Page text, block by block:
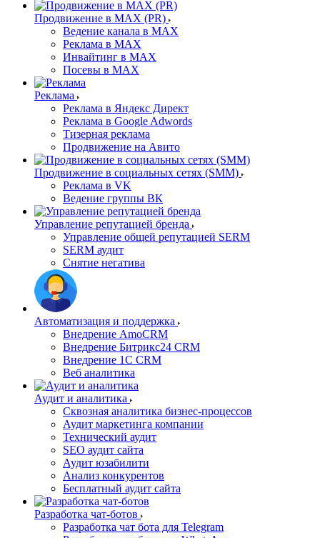
Продвижение в MAX (PR)
Ведение канала в MAX
Реклама в MAX
Инвайтинг в MAX
Посевы в MAX
Реклама
Реклама в Яндекс Директ
Реклама в Google Adwords
Тизерная реклама
Продвижение на Авито
Продвижение в социальных сетях (SMM)
Реклама в VK
Ведение группы ВК
Управление репутацией бренда
Управление общей репутацией SERM
SERM аудит
Снятие негатива
Автоматизация и поддержка
Внедрение AmoCRM
Внедрение Битрикс24 CRM
Внедрение 1C CRM
Веб аналитика
Аудит и аналитика
Сквозная аналитика бизнес-процессов
Аудит маркетинга компании
Технический аудит
SEO аудит сайта
Аудит юзабилити
Анализ конкурентов
Бесплатный аудит сайта
Разработка чат-ботов
Разработка чат бота для Telegram